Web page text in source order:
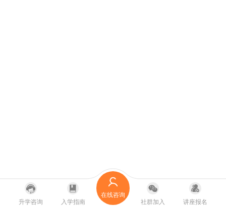
升学咨询 入学指南
在线咨询
社群加入
讲座报名